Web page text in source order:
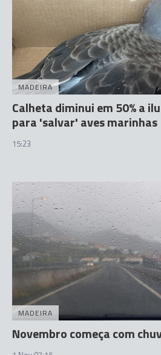
MADEIRA
Calheta diminui em 50% a
para 'salvar' aves marinhas
15:23
MADEIRA
Novembro começa com